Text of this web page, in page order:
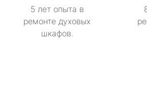
5 лет опыта в
ремонте духовых
шкафов.